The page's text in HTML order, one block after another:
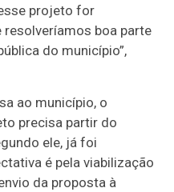
projeto for
boa parte
do município”,
ao município, o
precisa partir do
ele, já foi
é pela viabilização
da proposta à